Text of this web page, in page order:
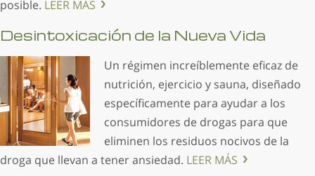
posible. LEER MÁS
Desintoxicación de la Nueva Vida
Un régimen increíblemente eficaz de
nutrición, ejercicio y sauna, diseñado
específicamente para ayudar a los
consumidores de drogas para que
eliminen los residuos nocivos de la
droga que llevan a tener ansiedad. LEER MÁS